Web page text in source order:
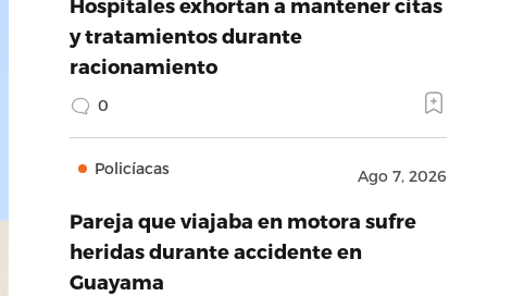
Hospitales exhortan a mantener citas
y tratamientos durante
racionamiento
0
Policíacas Ago 7, 2026
Pareja que viajaba en motora sufre
heridas durante accidente en
Guayama